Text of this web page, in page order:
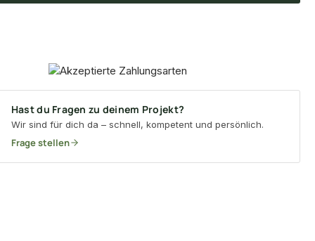
Hast du Fragen zu deinem Projekt?
Wir sind für dich da – schnell, kompetent und persönlich.
Frage stellen